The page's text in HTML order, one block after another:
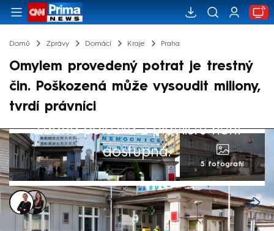
Domů Zprávy Domácí Kraje Praha
Omylem provedený potrat je trestný
čin. Poškozená může vysoudit miliony,
tvrdí právníci
Žádná položka z playlistu není
dostupná.
5 fotografií
Josef Šťastna,Michaela Vlčková
28. bře 2024, 15:07